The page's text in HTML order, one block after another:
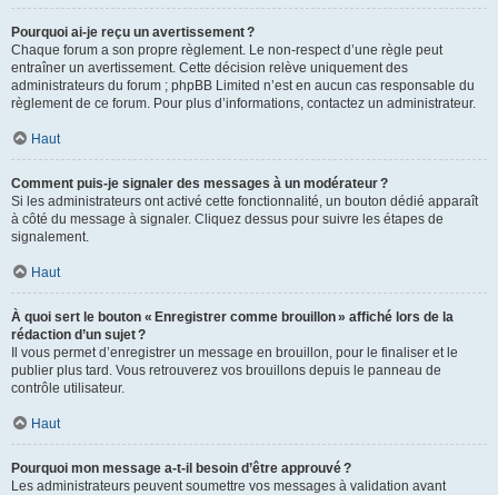
Pourquoi ai-je reçu un avertissement ?
Chaque forum a son propre règlement. Le non-respect d’une règle peut
entraîner un avertissement. Cette décision relève uniquement des
administrateurs du forum ; phpBB Limited n’est en aucun cas responsable du
règlement de ce forum. Pour plus d’informations, contactez un administrateur.
Haut
Comment puis-je signaler des messages à un modérateur ?
Si les administrateurs ont activé cette fonctionnalité, un bouton dédié apparaît
à côté du message à signaler. Cliquez dessus pour suivre les étapes de
signalement.
Haut
À quoi sert le bouton « Enregistrer comme brouillon » affiché lors de la
rédaction d’un sujet ?
Il vous permet d’enregistrer un message en brouillon, pour le finaliser et le
publier plus tard. Vous retrouverez vos brouillons depuis le panneau de
contrôle utilisateur.
Haut
Pourquoi mon message a-t-il besoin d’être approuvé ?
Les administrateurs peuvent soumettre vos messages à validation avant